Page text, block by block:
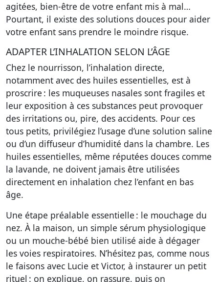
agitées, bien-être de votre enfant mis à mal…
Pourtant, il existe des solutions douces pour aider
votre enfant sans prendre le moindre risque.
ADAPTER L’INHALATION SELON L’ÂGE
Chez le nourrisson, l’inhalation directe,
notamment avec des huiles essentielles, est à
proscrire : les muqueuses nasales sont fragiles et
leur exposition à ces substances peut provoquer
des irritations ou, pire, des accidents. Pour ces
tous petits, privilégiez l’usage d’une solution saline
ou d’un diffuseur d’humidité dans la chambre. Les
huiles essentielles, même réputées douces comme
la lavande, ne doivent jamais être utilisées
directement en inhalation chez l’enfant en bas
âge.
Une étape préalable essentielle : le mouchage du
nez. À la maison, un simple sérum physiologique
ou un mouche-bébé bien utilisé aide à dégager
les voies respiratoires. N’hésitez pas, comme nous
le faisons avec Lucie et Victor, à instaurer un petit
rituel : on explique, on rassure, puis on